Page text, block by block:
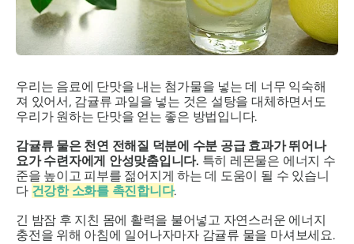
우리는 음료에 단맛을 내는 첨가물을 넣는 데 너무 익숙해
져 있어서, 감귤류 과일을 넣는 것은 설탕을 대체하면서도
우리가 원하는 단맛을 얻는 좋은 방법입니다.
감귤류 물은 천연 전해질 덕분에 수분 공급 효과가 뛰어나
요가 수련자에게 안성맞춤입니다. 특히 레몬물은 에너지 수
준을 높이고 피부를 젊어지게 하는 데 도움이 될 수 있습니
다 건강한 소화를 촉진합니다.
긴 밤잠 후 지친 몸에 활력을 불어넣고 자연스러운 에너지
충전을 위해 아침에 일어나자마자 감귤류 물을 마셔보세요.